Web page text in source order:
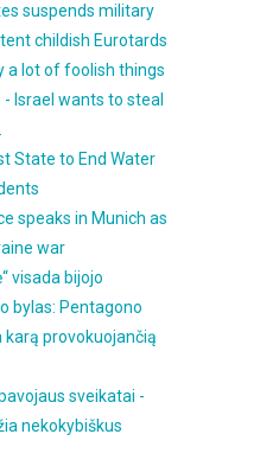
suspends military
childish Eurotards
a lot of foolish things
Israel wants to steal
State to End Water
speaks in Munich as
war
visada bijojo
bylas: Pentagono
provokuojančią
sveikatai -
nekokybiškus